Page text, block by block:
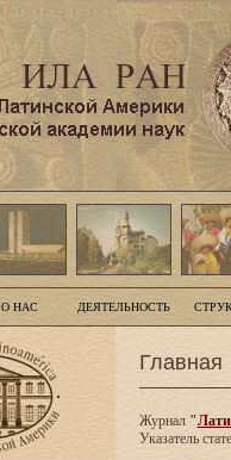
О НАС ДЕЯТЕЛЬНОСТЬ
Главная
Журнал"
Указатель